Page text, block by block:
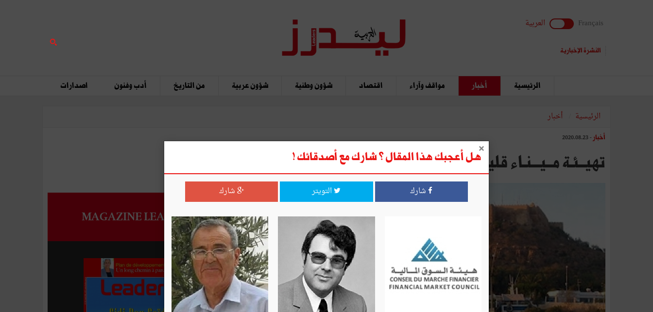
Français العربية
النشرة الإخبارية
الرئيسية أخبار مواقف وآراء اقتصاد شؤون وطنية شؤون عربية من التاريخ أدب وفنون اصدارات
الرئيسية أخبار
أخبار - 2020.08.23
تهيــئـة مــيـــنـاء قليبيــــة مطلـــب ملـحّ
MAGAZINE LEADERS
هل أعجبك هذا المقال ؟ شارك مع أصدقائك !
شارك التويتر شارك